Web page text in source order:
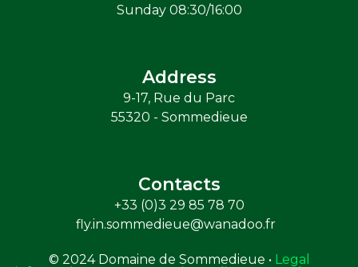
Sunday 08:30/16:00
Address
9-17, Rue du Parc
55320 - Sommedieue
Contacts
+33 (0)3 29 85 78 70
fly.in.sommedieue@wanadoo.fr
© 2024 Domaine de Sommedieue • Legal